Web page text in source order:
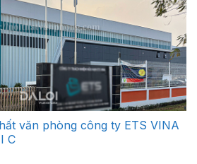
văn phòng công ty ETS VINA
C